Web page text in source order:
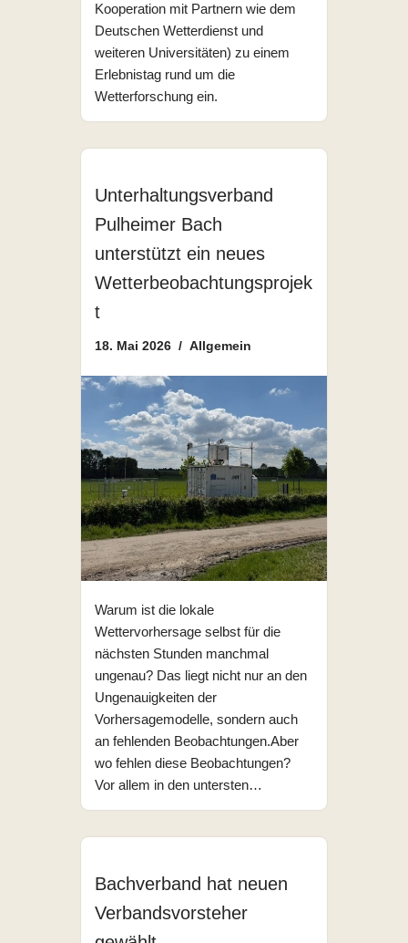
Kooperation mit Partnern wie dem
Deutschen Wetterdienst und
weiteren Universitäten) zu einem
Erlebnistag rund um die
Wetterforschung ein.
Unterhaltungsverband
Pulheimer Bach
unterstützt ein neues
Wetterbeobachtungsprojek
t
18. Mai 2026 Allgemein
Warum ist die lokale
Wettervorhersage selbst für die
nächsten Stunden manchmal
ungenau? Das liegt nicht nur an den
Ungenauigkeiten der
Vorhersagemodelle, sondern auch
an fehlenden Beobachtungen.Aber
wo fehlen diese Beobachtungen?
Vor allem in den untersten…
Bachverband hat neuen
Verbandsvorsteher